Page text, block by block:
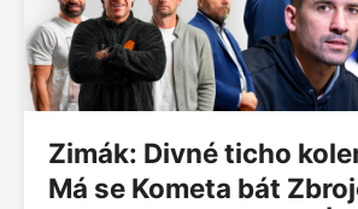
Zimák: Divné ticho
Má se Kometa bát